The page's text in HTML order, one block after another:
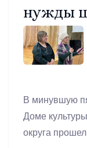
нужды
В минувшую
Доме
округа